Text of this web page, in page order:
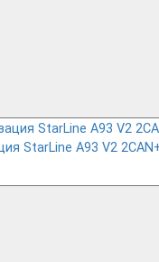
StarLine A93 V2